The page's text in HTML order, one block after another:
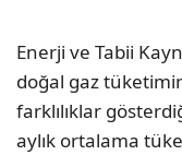
Enerji ve Tabii
doğal gaz
farklılıklar
aylık ortalama